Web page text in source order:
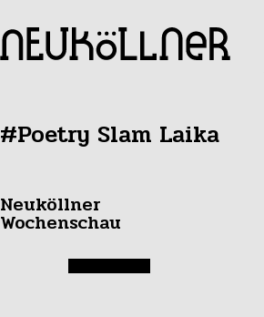
#Poetry Slam Laika
Neuköllner
Wochenschau